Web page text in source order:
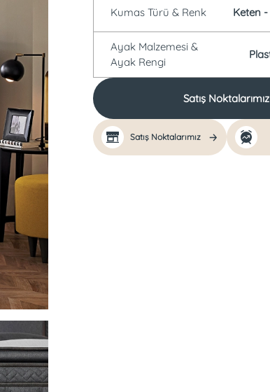
Kumas Türü & Renk Keten -
Ayak Malzemesi &
Ayak Rengi
Satış Noktalarımız
Satış Noktalarımız